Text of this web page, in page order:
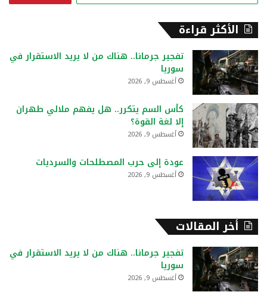
ن
الأكثر قراءة
تفجير جرمانا.. هناك من لا يريد الاستقرار في
سوريا
أغسطس 9, 2026
كأس السم يتكرر.. هل يفهم ملالي طهران
إلا لغة القوة؟
أغسطس 9, 2026
عودة إلى حرب المصطلحات والسرديات
أغسطس 9, 2026
أخر المقالات
تفجير جرمانا.. هناك من لا يريد الاستقرار في
سوريا
أغسطس 9, 2026